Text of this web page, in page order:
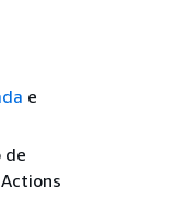
e
de